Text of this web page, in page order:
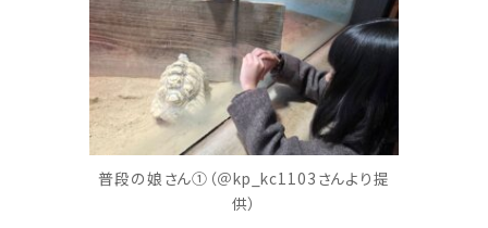
普段の娘さん①（＠kp_kc1103さんより提
供）